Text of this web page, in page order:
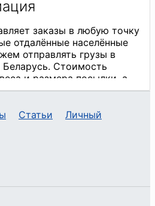
Статьи
Личный